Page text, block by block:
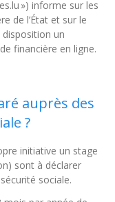
») informe sur les
de l’État et sur le
un
financière en ligne.
auprès des
?
initiative un stage
sont à déclarer
sociale.